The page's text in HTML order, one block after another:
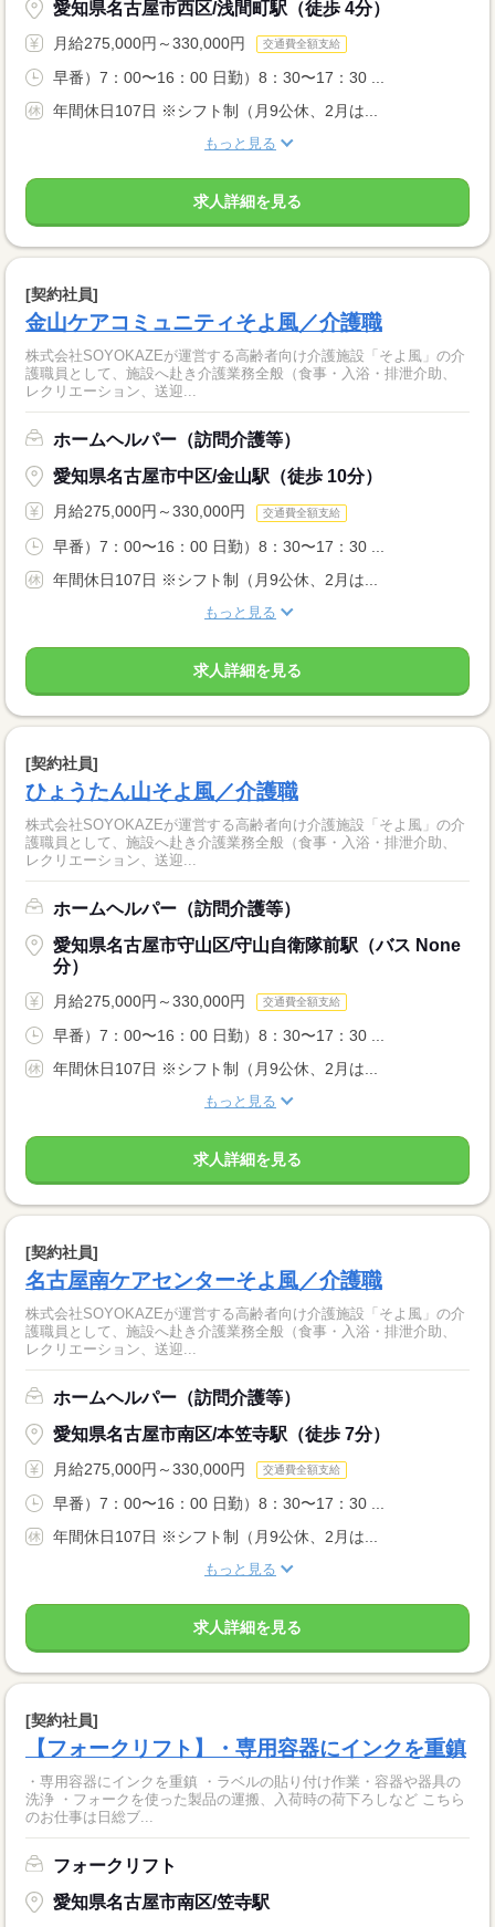
愛知県名古屋市西区/浅間町駅（徒歩 4分）
月給275,000円～330,000円 交通費全額支給
早番）7：00〜16：00 日勤）8：30〜17：30 ...
年間休日107日 ※シフト制（月9公休、2月は...
もっと見る
求人詳細を見る
[契約社員]
金山ケアコミュニティそよ風／介護職
株式会社SOYOKAZEが運営する高齢者向け介護施設「そよ風」の介
護職員として、施設へ赴き介護業務全般（食事・入浴・排泄介助、
レクリエーション、送迎...
ホームヘルパー（訪問介護等）
愛知県名古屋市中区/金山駅（徒歩 10分）
月給275,000円～330,000円 交通費全額支給
早番）7：00〜16：00 日勤）8：30〜17：30 ...
年間休日107日 ※シフト制（月9公休、2月は...
もっと見る
求人詳細を見る
[契約社員]
ひょうたん山そよ風／介護職
株式会社SOYOKAZEが運営する高齢者向け介護施設「そよ風」の介
護職員として、施設へ赴き介護業務全般（食事・入浴・排泄介助、
レクリエーション、送迎...
ホームヘルパー（訪問介護等）
愛知県名古屋市守山区/守山自衛隊前駅（バス None
分）
月給275,000円～330,000円 交通費全額支給
早番）7：00〜16：00 日勤）8：30〜17：30 ...
年間休日107日 ※シフト制（月9公休、2月は...
もっと見る
求人詳細を見る
[契約社員]
名古屋南ケアセンターそよ風／介護職
株式会社SOYOKAZEが運営する高齢者向け介護施設「そよ風」の介
護職員として、施設へ赴き介護業務全般（食事・入浴・排泄介助、
レクリエーション、送迎...
ホームヘルパー（訪問介護等）
愛知県名古屋市南区/本笠寺駅（徒歩 7分）
月給275,000円～330,000円 交通費全額支給
早番）7：00〜16：00 日勤）8：30〜17：30 ...
年間休日107日 ※シフト制（月9公休、2月は...
もっと見る
求人詳細を見る
[契約社員]
【フォークリフト】・専用容器にインクを重鎮
・専用容器にインクを重鎮 ・ラベルの貼り付け作業・容器や器具の
洗浄 ・フォークを使った製品の運搬、入荷時の荷下ろしなど こちら
のお仕事は日総ブ...
フォークリフト
愛知県名古屋市南区/笠寺駅